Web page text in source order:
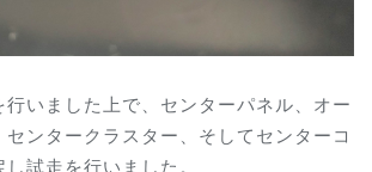
いました上で、センターパネル、オー
ンタークラスター、そしてセンターコ
試走を行いました。